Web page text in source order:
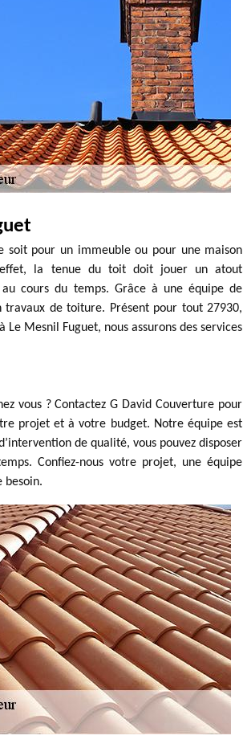
soit pour un immeuble ou pour une maison
la tenue du toit doit jouer un atout
cours du temps. Grâce à une équipe de
de toiture. Présent pour tout 27930,
Mesnil Fuguet, nous assurons des services
vous ? Contactez G David Couverture pour
projet et à votre budget. Notre équipe est
de qualité, vous pouvez disposer
Confiez-nous votre projet, une équipe
besoin.